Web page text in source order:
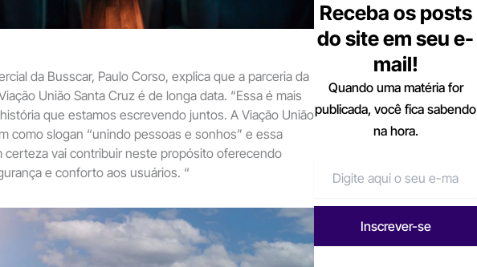
da Busscar, Paulo Corso, explica que a parceria da
União Santa Cruz é de longa data. “Essa é mais
que estamos escrevendo juntos. A Viação União
como slogan “unindo pessoas e sonhos” e essa
certeza vai contribuir neste propósito oferecendo
e conforto aos usuários. “
Receba os posts
do site em seu e-
mail!
Quando uma matéria for
publicada, você fica sabendo
na hora.
Inscrever-se